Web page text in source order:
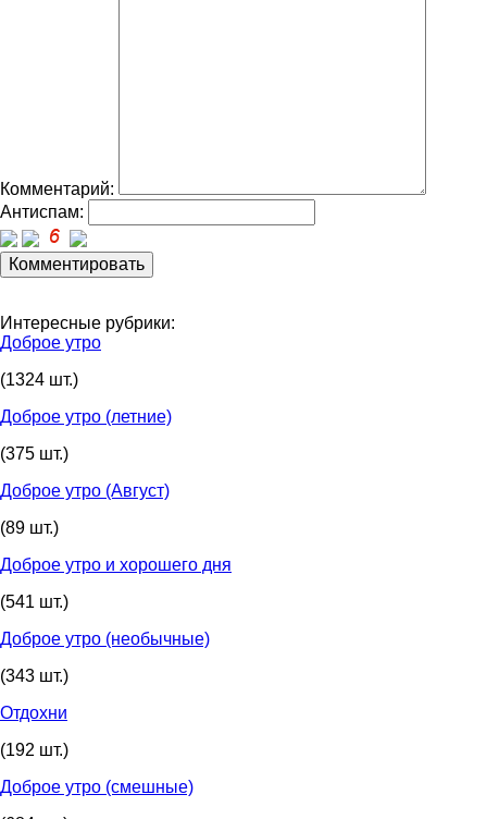
Комментарий:
Антиспам:
Интересные рубрики:
Доброе утро
(1324 шт.)
Доброе утро (летние)
(375 шт.)
Доброе утро (Август)
(89 шт.)
Доброе утро и хорошего дня
(541 шт.)
Доброе утро (необычные)
(343 шт.)
Отдохни
(192 шт.)
Доброе утро (смешные)